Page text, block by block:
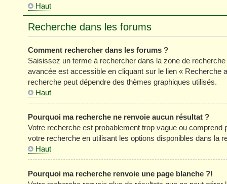
Haut
Recherche dans les forums
Comment rechercher dans les forums ?
Saisissez un terme à rechercher dans la zone de
avancée est accessible en cliquant sur le lien « Recherche
recherche peut dépendre des thèmes graphiques utilisés.
Haut
Pourquoi ma recherche ne renvoie aucun résultat ?
Votre recherche est probablement trop vague ou
votre recherche en utilisant les options disponibles dans la
Haut
Pourquoi ma recherche renvoie une page blanche ?!